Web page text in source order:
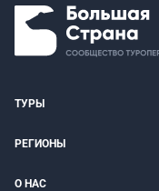
ТУРЫ
РЕГИОНЫ
О НАС